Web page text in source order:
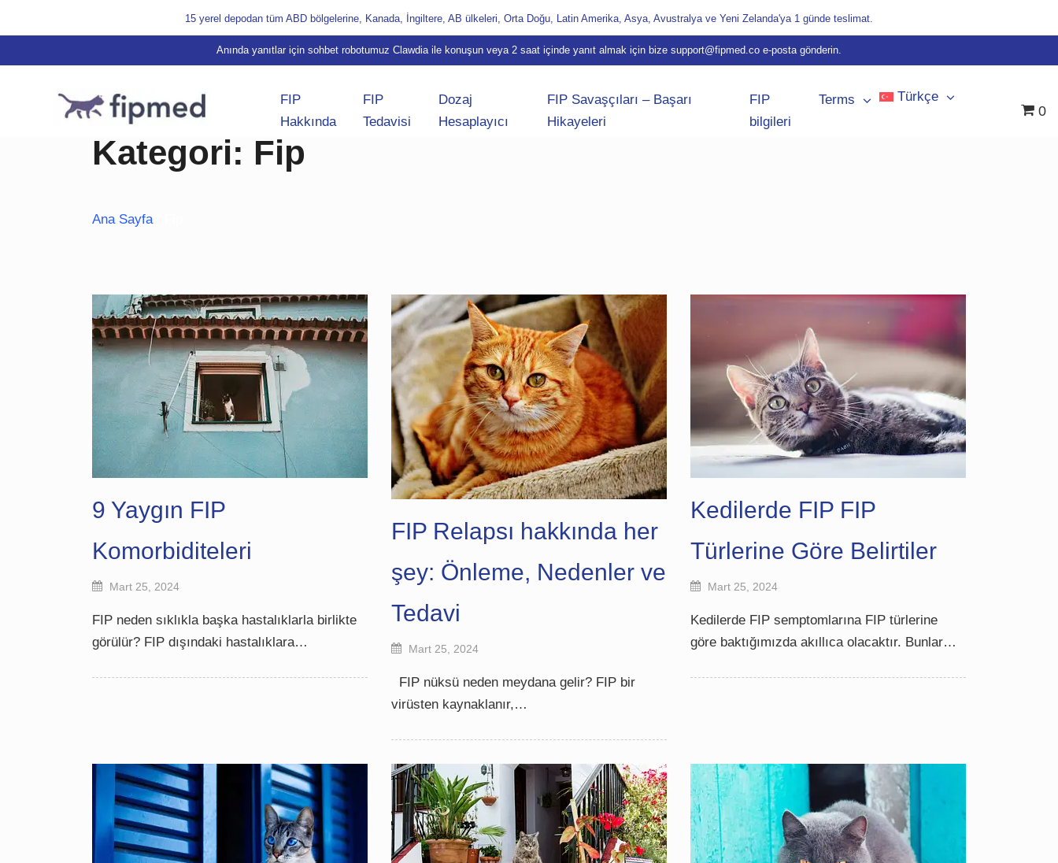
to
15 yerel depodan tüm ABD bölgelerine, Kanada, İngiltere, AB ülkeleri, Orta Doğu, Latin Amerika, Asya, Avustralya ve Yeni Zelanda'ya 1 günde teslimat.
Anında yanıtlar için sohbet robotumuz Clawdia ile konuşun veya 2 saat içinde yanıt almak için bize support@fipmed.co e-posta gönderin.
FIP
Hakkında
FIP
Tedavisi
Dozaj
Hesaplayıcı
FIP Savaşçıları – Başarı
Hikayeleri
FIP
bilgileri
Terms Türkçe
Macarca
İtalyanca
Polonyaca
Portekizce, Brezilya
Rumence
Arapça
0
Kategori: Fip
Ana Sayfa/ Fip
9 Yaygın FIP
Komorbiditeleri
Mart 25, 2024
FIP neden sıklıkla başka hastalıklarla birlikte
görülür? FIP dışındaki hastalıklara…
FIP Relapsı hakkında her
şey: Önleme, Nedenler ve
Tedavi
Mart 25, 2024
FIP nüksü neden meydana gelir? FIP bir
virüsten kaynaklanır,…
Kedilerde FIP FIP
Türlerine Göre Belirtiler
Mart 25, 2024
Kedilerde FIP semptomlarına FIP türlerine
göre baktığımızda akıllıca olacaktır. Bunlar…